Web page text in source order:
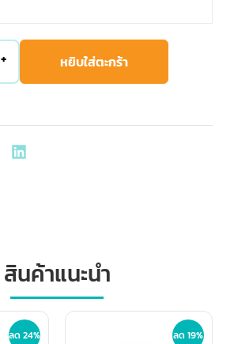
+ หยิบใส่ตะกร้า
สินค้าแนะนำ
ลด 24% ลด 19%